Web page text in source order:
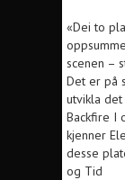
«Dei to
scenen –
Det er på
utvikla
Backfire I
kjenner
desse
og Tid